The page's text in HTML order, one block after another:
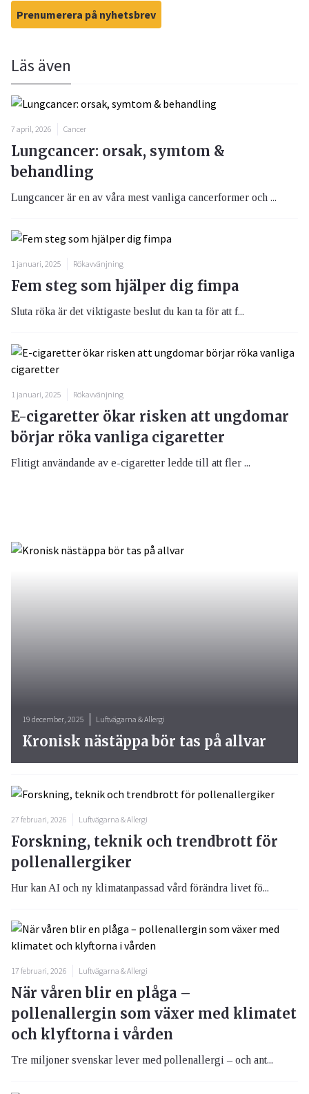
Prenumerera på nyhetsbrev
Läs även
7 april, 2026 Cancer
Lungcancer: orsak, symtom &
behandling
Lungcancer är en av våra mest vanliga cancerformer och ...
1 januari, 2025 Rökavvänjning
Fem steg som hjälper dig fimpa
Sluta röka är det viktigaste beslut du kan ta för att f...
1 januari, 2025 Rökavvänjning
E-cigaretter ökar risken att ungdomar
börjar röka vanliga cigaretter
Flitigt användande av e-cigaretter ledde till att fler ...
27 februari, 2026 Luftvägarna & Allergi
Forskning, teknik och trendbrott för
pollenallergiker
Hur kan AI och ny klimatanpassad vård förändra livet fö...
17 februari, 2026 Luftvägarna & Allergi
När våren blir en plåga –
pollenallergin som växer med klimatet
och klyftorna i vården
Tre miljoner svenskar lever med pollenallergi – och ant...
19 december, 2025 Luftvägarna & Allergi
Kronisk nästäppa bör tas på allvar